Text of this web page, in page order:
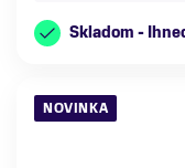
Skladom -
NOVINKA